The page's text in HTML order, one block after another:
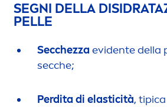
SEGNI DELLA
PELLE
Secchezzaevidente della
secche;
Perdita di elasticità,